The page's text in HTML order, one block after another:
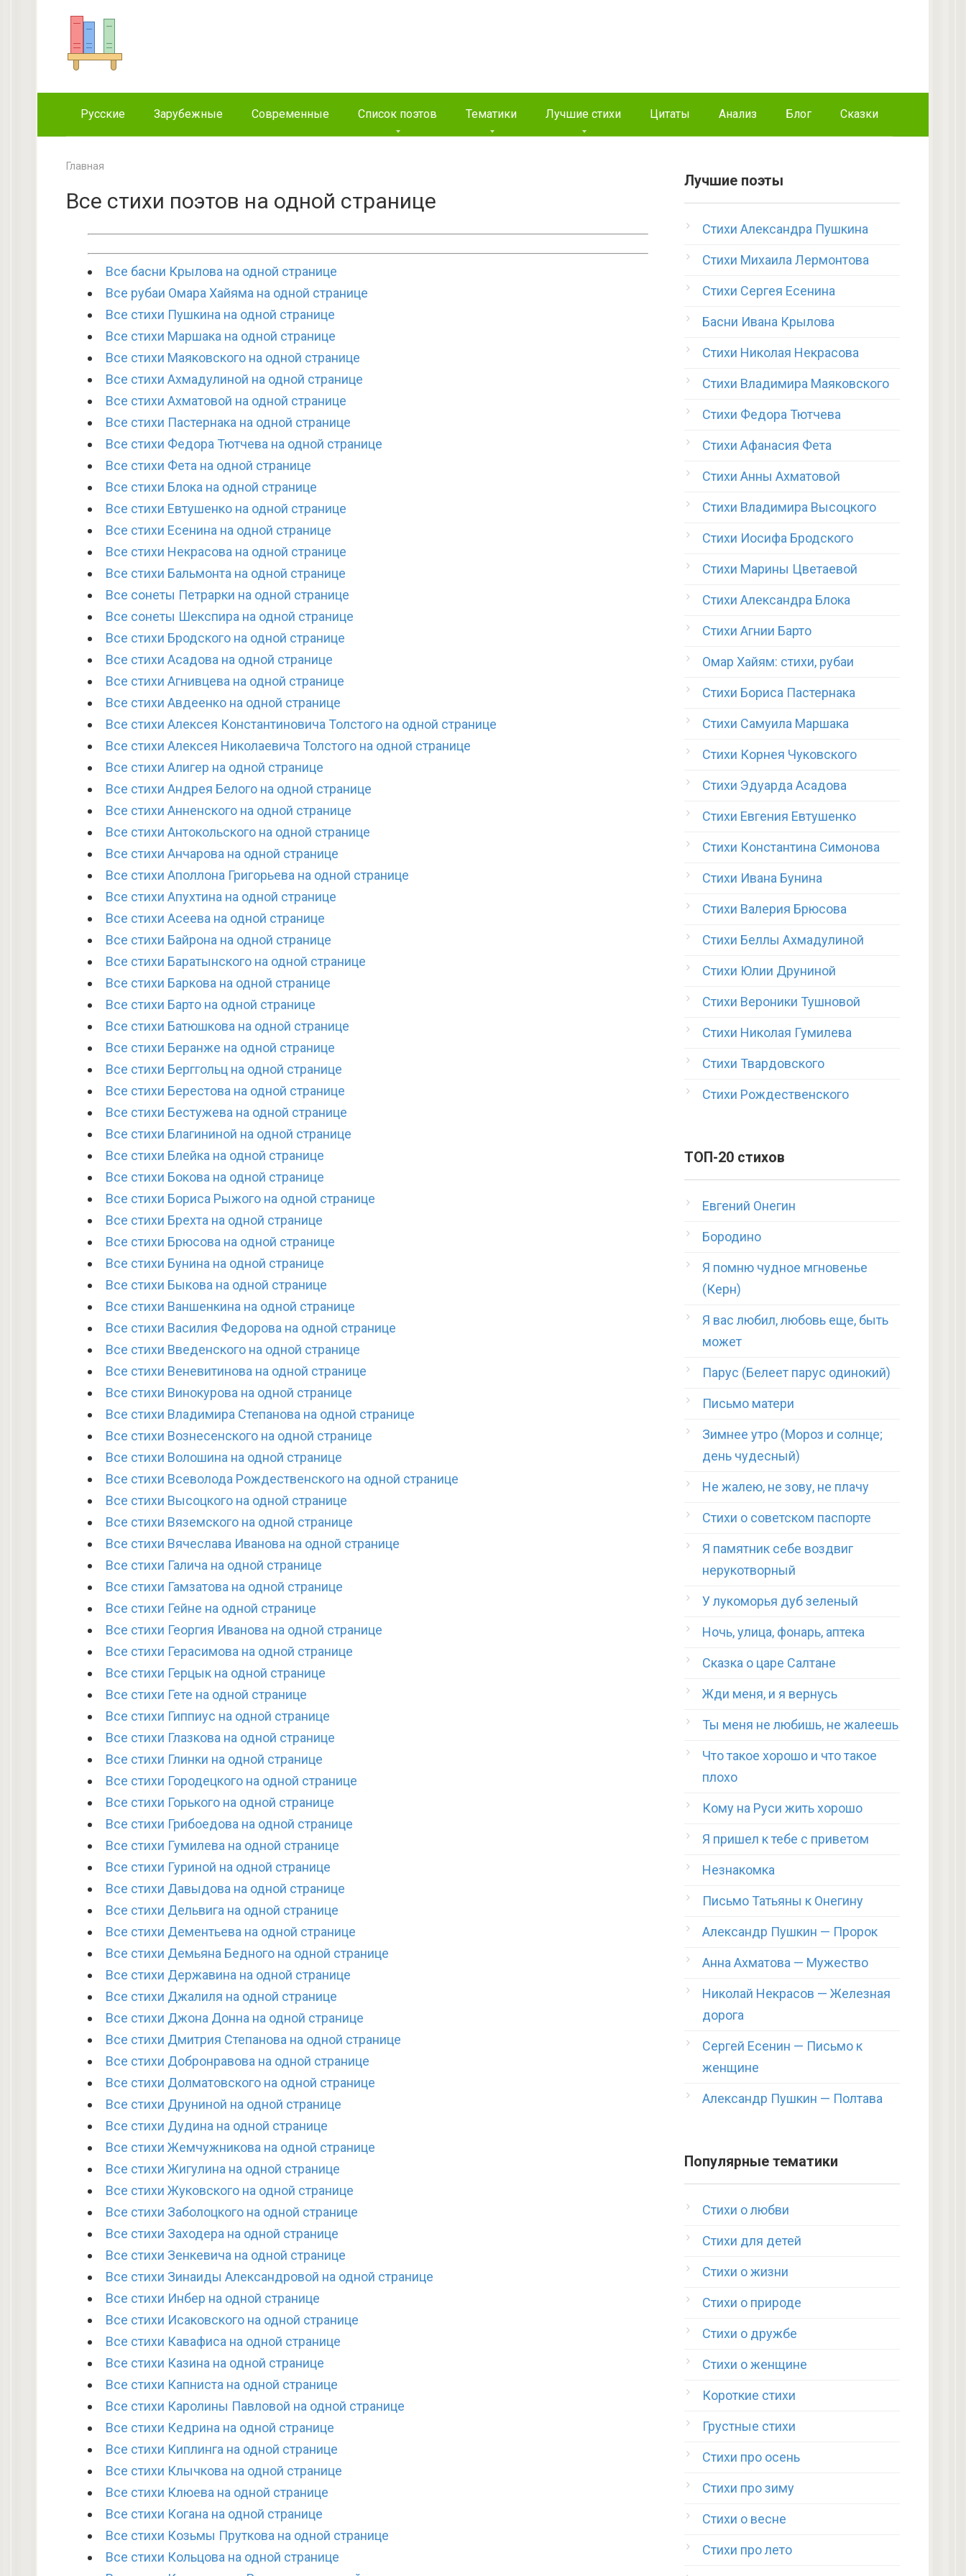
Русские Зарубежные Современные Список поэтов Тематики Лучшие стихи Цитаты Анализ Блог Сказки
Главная
Все стихи поэтов на одной странице
Все басни Крылова на одной странице
Все рубаи Омара Хайяма на одной странице
Все стихи Пушкина на одной странице
Все стихи Маршака на одной странице
Все стихи Маяковского на одной странице
Все стихи Ахмадулиной на одной странице
Все стихи Ахматовой на одной странице
Все стихи Пастернака на одной странице
Все стихи Федора Тютчева на одной странице
Все стихи Фета на одной странице
Все стихи Блока на одной странице
Все стихи Евтушенко на одной странице
Все стихи Есенина на одной странице
Все стихи Некрасова на одной странице
Все стихи Бальмонта на одной странице
Все сонеты Петрарки на одной странице
Все сонеты Шекспира на одной странице
Все стихи Бродского на одной странице
Все стихи Асадова на одной странице
Все стихи Агнивцева на одной странице
Все стихи Авдеенко на одной странице
Все стихи Алексея Константиновича Толстого на одной странице
Все стихи Алексея Николаевича Толстого на одной странице
Все стихи Алигер на одной странице
Все стихи Андрея Белого на одной странице
Все стихи Анненского на одной странице
Все стихи Антокольского на одной странице
Все стихи Анчарова на одной странице
Все стихи Аполлона Григорьева на одной странице
Все стихи Апухтина на одной странице
Все стихи Асеева на одной странице
Все стихи Байрона на одной странице
Все стихи Баратынского на одной странице
Все стихи Баркова на одной странице
Все стихи Барто на одной странице
Все стихи Батюшкова на одной странице
Все стихи Беранже на одной странице
Все стихи Берггольц на одной странице
Все стихи Берестова на одной странице
Все стихи Бестужева на одной странице
Все стихи Благининой на одной странице
Все стихи Блейка на одной странице
Все стихи Бокова на одной странице
Все стихи Бориса Рыжого на одной странице
Все стихи Брехта на одной странице
Все стихи Брюсова на одной странице
Все стихи Бунина на одной странице
Все стихи Быкова на одной странице
Все стихи Ваншенкина на одной странице
Все стихи Василия Федорова на одной странице
Все стихи Введенского на одной странице
Все стихи Веневитинова на одной странице
Все стихи Винокурова на одной странице
Все стихи Владимира Степанова на одной странице
Все стихи Вознесенского на одной странице
Все стихи Волошина на одной странице
Все стихи Всеволода Рождественского на одной странице
Все стихи Высоцкого на одной странице
Все стихи Вяземского на одной странице
Все стихи Вячеслава Иванова на одной странице
Все стихи Галича на одной странице
Все стихи Гамзатова на одной странице
Все стихи Гейне на одной странице
Все стихи Георгия Иванова на одной странице
Все стихи Герасимова на одной странице
Все стихи Герцык на одной странице
Все стихи Гете на одной странице
Все стихи Гиппиус на одной странице
Все стихи Глазкова на одной странице
Все стихи Глинки на одной странице
Все стихи Городецкого на одной странице
Все стихи Горького на одной странице
Все стихи Грибоедова на одной странице
Все стихи Гумилева на одной странице
Все стихи Гуриной на одной странице
Все стихи Давыдова на одной странице
Все стихи Дельвига на одной странице
Все стихи Дементьева на одной странице
Все стихи Демьяна Бедного на одной странице
Все стихи Державина на одной странице
Все стихи Джалиля на одной странице
Все стихи Джона Донна на одной странице
Все стихи Дмитрия Степанова на одной странице
Все стихи Добронравова на одной странице
Все стихи Долматовского на одной странице
Все стихи Друниной на одной странице
Все стихи Дудина на одной странице
Все стихи Жемчужникова на одной странице
Все стихи Жигулина на одной странице
Все стихи Жуковского на одной странице
Все стихи Заболоцкого на одной странице
Все стихи Заходера на одной странице
Все стихи Зенкевича на одной странице
Все стихи Зинаиды Александровой на одной странице
Все стихи Инбер на одной странице
Все стихи Исаковского на одной странице
Все стихи Кавафиса на одной странице
Все стихи Казина на одной странице
Все стихи Капниста на одной странице
Все стихи Каролины Павловой на одной странице
Все стихи Кедрина на одной странице
Все стихи Киплинга на одной странице
Все стихи Клычкова на одной странице
Все стихи Клюева на одной странице
Все стихи Когана на одной странице
Все стихи Козьмы Пруткова на одной странице
Все стихи Кольцова на одной странице
Лучшие поэты
Стихи Александра Пушкина
Стихи Михаила Лермонтова
Стихи Сергея Есенина
Басни Ивана Крылова
Стихи Николая Некрасова
Стихи Владимира Маяковского
Стихи Федора Тютчева
Стихи Афанасия Фета
Стихи Анны Ахматовой
Стихи Владимира Высоцкого
Стихи Иосифа Бродского
Стихи Марины Цветаевой
Стихи Александра Блока
Стихи Агнии Барто
Омар Хайям: стихи, рубаи
Стихи Бориса Пастернака
Стихи Самуила Маршака
Стихи Корнея Чуковского
Стихи Эдуарда Асадова
Стихи Евгения Евтушенко
Стихи Константина Симонова
Стихи Ивана Бунина
Стихи Валерия Брюсова
Стихи Беллы Ахмадулиной
Стихи Юлии Друниной
Стихи Вероники Тушновой
Стихи Николая Гумилева
Стихи Твардовского
Стихи Рождественского
ТОП-20 стихов
Евгений Онегин
Бородино
Я помню чудное мгновенье
(Керн)
Я вас любил, любовь еще, быть
может
Парус (Белеет парус одинокий)
Письмо матери
Зимнее утро (Мороз и солнце;
день чудесный)
Не жалею, не зову, не плачу
Стихи о советском паспорте
Я памятник себе воздвиг
нерукотворный
У лукоморья дуб зеленый
Ночь, улица, фонарь, аптека
Сказка о царе Салтане
Жди меня, и я вернусь
Ты меня не любишь, не жалеешь
Что такое хорошо и что такое
плохо
Кому на Руси жить хорошо
Я пришел к тебе с приветом
Незнакомка
Письмо Татьяны к Онегину
Александр Пушкин — Пророк
Анна Ахматова — Мужество
Николай Некрасов — Железная
дорога
Сергей Есенин — Письмо к
женщине
Александр Пушкин — Полтава
Популярные тематики
Стихи о любви
Стихи для детей
Стихи о жизни
Стихи о природе
Стихи о дружбе
Стихи о женщине
Короткие стихи
Грустные стихи
Стихи про осень
Стихи про зиму
Стихи о весне
Стихи про лето